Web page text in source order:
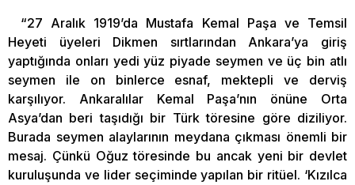
“27 Aralık 1919’da Mustafa Kemal Paşa ve Temsil
Heyeti üyeleri Dikmen sırtlarından Ankara’ya giriş
yaptığında onları yedi yüz piyade seymen ve üç bin atlı
seymen ile on binlerce esnaf, mektepli ve derviş
karşılıyor. Ankaralılar Kemal Paşa’nın önüne Orta
Asya’dan beri taşıdığı bir Türk töresine göre diziliyor.
Burada seymen alaylarının meydana çıkması önemli bir
mesaj. Çünkü Oğuz töresinde bu ancak yeni bir devlet
kuruluşunda ve lider seçiminde yapılan bir ritüel. ‘Kızılca